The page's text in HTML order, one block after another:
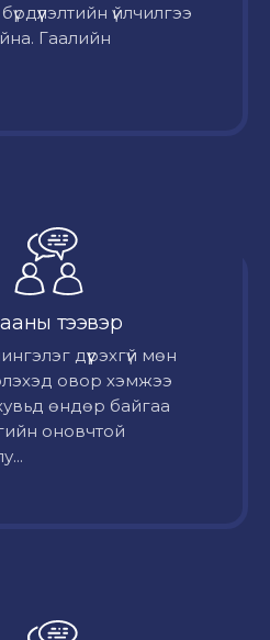
үйлчилгээ
Гаалийн
тээвэр
дүүрэхгүй мөн
овор хэмжээ
өндөр байгаа
оновчтой